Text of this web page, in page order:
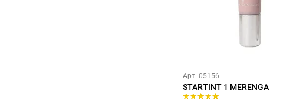
Арт: 05156
STARTINT 1 MERENGA